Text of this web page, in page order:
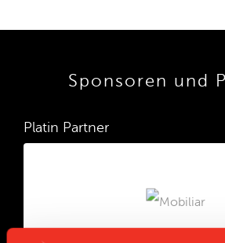
Sponsoren und
Platin Partner